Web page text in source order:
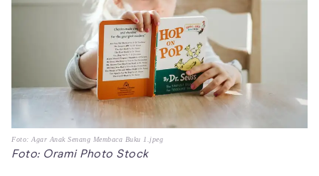
Foto: Agar Anak Senang Membaca Buku 1.jpeg
Foto: Orami Photo Stock